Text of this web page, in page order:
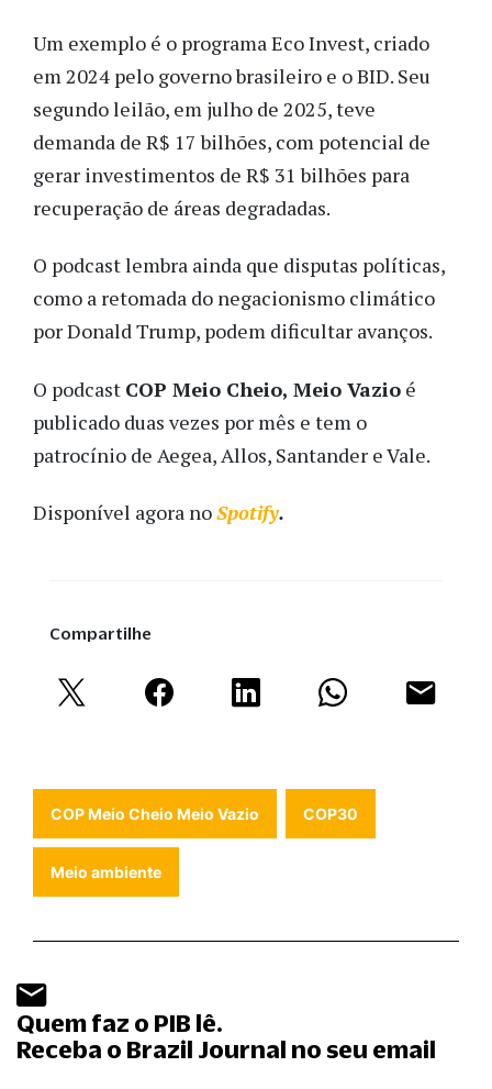
Um exemplo é o programa Eco Invest, criado
em 2024 pelo governo brasileiro e o BID. Seu
segundo leilão, em julho de 2025, teve
demanda de R$ 17 bilhões, com potencial de
gerar investimentos de R$ 31 bilhões para
recuperação de áreas degradadas.
O podcast lembra ainda que disputas políticas,
como a retomada do negacionismo climático
por Donald Trump, podem dificultar avanços.
O podcast COP Meio Cheio, Meio Vazio é
publicado duas vezes por mês e tem o
patrocínio de Aegea, Allos, Santander e Vale.
Disponível agora noSpotify.
Compartilhe
COP Meio Cheio Meio Vazio COP30
Meio ambiente
Quem faz o PIB lê.
Receba o Brazil Journal no seu email